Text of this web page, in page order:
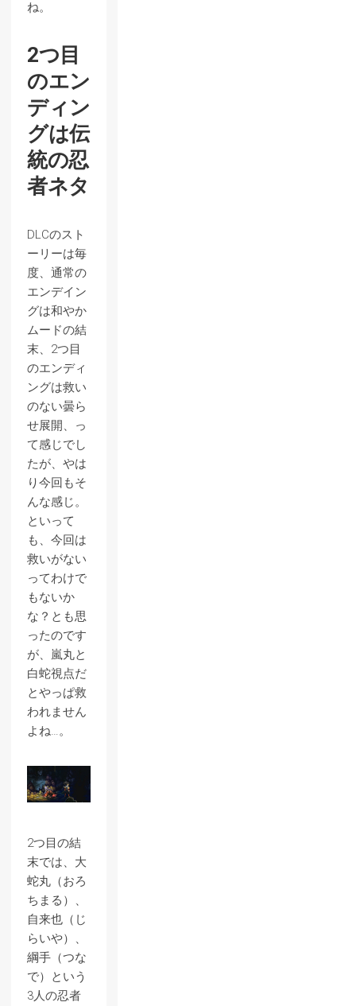
ね。
2つ目
のエン
ディン
グは伝
統の忍
者ネタ
DLCのスト
ーリーは毎
度、通常の
エンデイン
グは和やか
ムードの結
末、2つ目
のエンディ
ングは救い
のない曇ら
せ展開、っ
て感じでし
たが、やは
り今回もそ
んな感じ。
といって
も、今回は
救いがない
ってわけで
もないか
な？とも思
ったのです
が、嵐丸と
白蛇視点だ
とやっぱ救
われません
よね…。
2つ目の結
末では、大
蛇丸（おろ
ちまる）、
自来也（じ
らいや）、
綱手（つな
で）という
3人の忍者